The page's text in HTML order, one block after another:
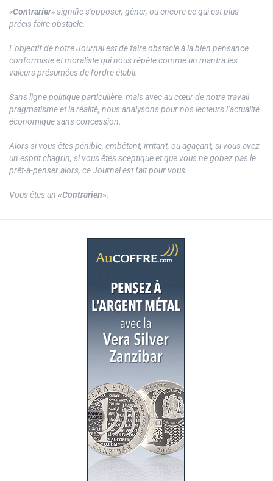
«Contrarier» signifie s’opposer, gêner, ou encore ce qui est plus
précis faire obstacle.
L’objectif de notre Journal est de faire obstacle à la bien pensance
conformiste et moraliste qui nous répète comme un mantra les
valeurs présumées de l’ordre établi.
Sans ligne politique particulière, mais avec au cœur de notre travail
pragmatisme et la réalité, nous analysons pour nos lecteurs l’actualité
économique sans concession.
Alors si vous êtes pénible, embêtant, irritant, ou agaçant, si vous avez
un esprit chagrin, si vous êtes sceptique et que vous ne gobez pas le
prêt-à-penser alors, ce Journal est fait pour vous.
Vous êtes un «Contrarien».